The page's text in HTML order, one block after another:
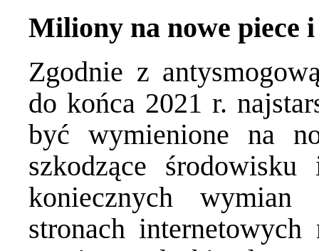
Miliony na nowe piece
Zgodnie z
do końca 2021 r.
być wymienione na
szkodzące
koniecznych
stronach